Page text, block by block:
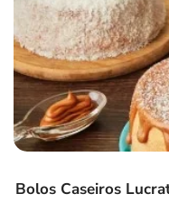
Bolos Caseiros